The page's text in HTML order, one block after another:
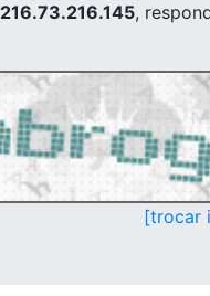
216.73.216.145,
[trocar